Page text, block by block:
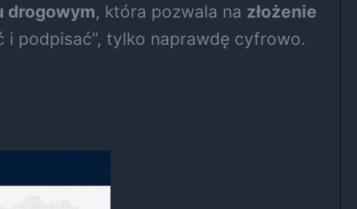
drogowym, która pozwala na złożenie
i podpisać”, tylko naprawdę cyfrowo.